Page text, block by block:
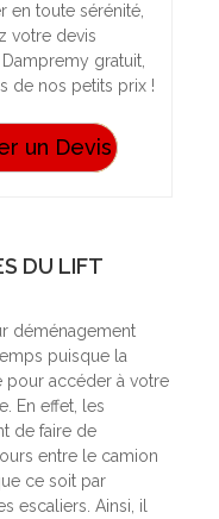
en toute sérénité,
votre devis
gratuit,
de nos petits prix !
un Devis
DU LIFT
déménagement
puisque la
pour accéder à votre
En effet, les
de faire de
entre le camion
ce soit par
escaliers. Ainsi, il